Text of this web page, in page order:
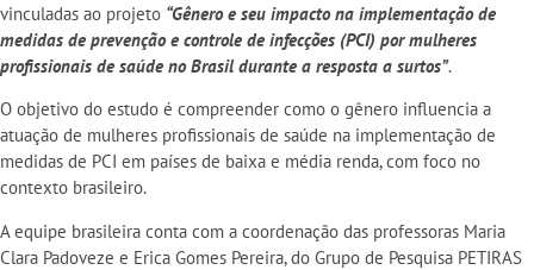
vinculadas ao projeto “Gênero e seu impacto na implementação de
medidas de prevenção e controle de infecções (PCI) por mulheres
profissionais de saúde no Brasil durante a resposta a surtos”.
O objetivo do estudo é compreender como o gênero influencia a
atuação de mulheres profissionais de saúde na implementação de
medidas de PCI em países de baixa e média renda, com foco no
contexto brasileiro.
A equipe brasileira conta com a coordenação das professoras Maria
Clara Padoveze e Erica Gomes Pereira, do Grupo de Pesquisa PETIRAS